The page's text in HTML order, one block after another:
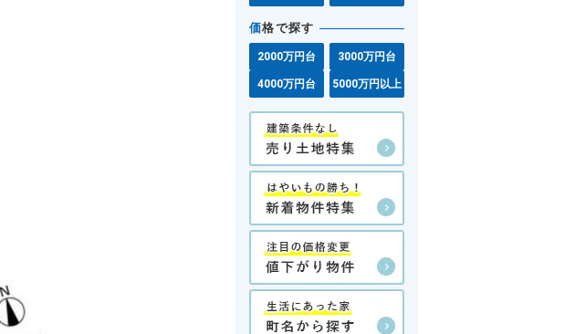
価格で探す
2000万円台 3000万円台
4000万円台 5000万円以上